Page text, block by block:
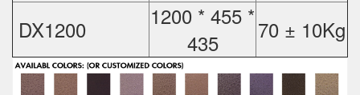
DX1200
1200 * 455 *
435
70 ± 10Kg